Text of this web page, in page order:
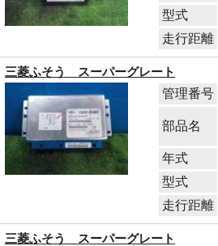
型式
走行距離
三菱ふそう スーパーグレート
管理番号
部品名
年式
型式
走行距離
三菱ふそう スーパーグレート